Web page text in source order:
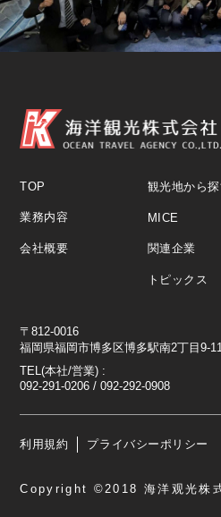
TOP
業務内容
会社概要
観光地から
MICE
関連企業
トピックス
〒812-0016
福岡県福岡市博多区博多駅南2丁目9-
TEL(本社/営業) :
092-291-0206 / 092-292-0908
Copyright ©2018 海洋观光株
利用規約 プライバシーポリシー